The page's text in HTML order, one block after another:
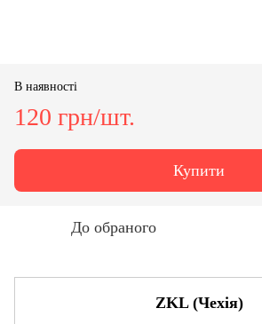
В наявності
120 грн/шт.
Купити
До обраного
ZKL (Чехія)